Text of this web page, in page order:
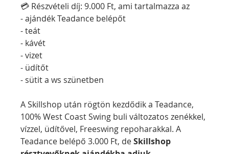
💳 Részvételi díj: 9.000 Ft, ami tartalmazza az
- ajándék Teadance belépőt
- teát
- kávét
- vizet
- üdítőt
- sütit a ws szünetben
A Skillshop után rögtön kezdődik a Teadance,
100% West Coast Swing buli változatos zenékkel,
vízzel, üdítővel, Freeswing repoharakkal. A
Teadance belépő 3.000 Ft, de Skillshop